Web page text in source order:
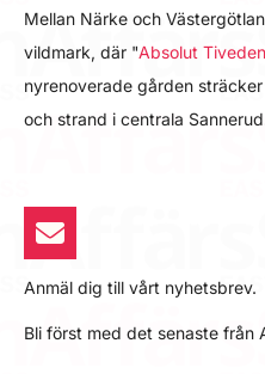
Mellan Närke och
vildmark, där "Absolut Tiveden
nyrenoverade gården
och strand i centrala
Anmäl dig till vårt nyhetsbrev.
Bli först med det senaste från